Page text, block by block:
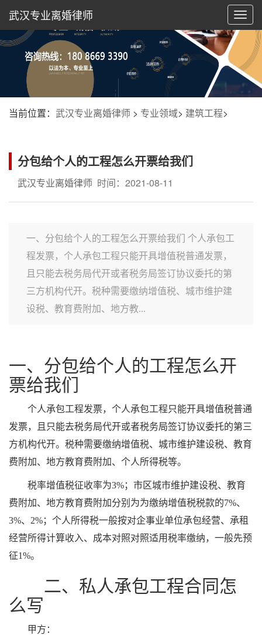
切
换
航
武汉专业离婚律师
当前位置： 武汉专业离婚律师 > 专业领域> 建筑工程>
分包给个人的工程怎么开票给我们
武汉专业离婚律师 时间：2021-08-11
一、分包给个人的工程怎么开票给我们 个人承包工
程发票，个人承包工程只能开具增值税普通发票，
且只能去税务局代开或者税务局签订协议委托的第
三方机构代开。税种需要缴纳增值税、城市维护建
设税、教育费附加、地方教...
一、分包给个人的工程怎么开
票给我们
个人承包工程发票，个人承包工程只能开具增值税普通
发票，且只能去税务局代开或者税务局签订协议委托的第三
方机构代开。税种需要缴纳增值税、城市维护建设税、教育
费附加、地方教育费附加、个人所得税等。
税率增值税征收率为3%；市区城市维护建设税、教育
费附加、地方教育费附加分别为为缴纳增值税税款的7%、
3%、2%；个人所得税一般按对企事业单位承包经营、承租
经营所得计算收入、成本对照对照适用税率缴纳，一般先预
征1%。
二、私人承包工程合同怎
么写
甲方：